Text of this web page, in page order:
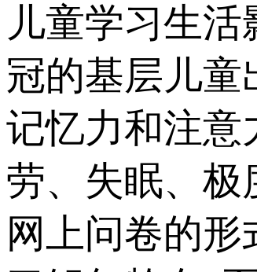
儿童学习生
冠的基层儿童
记忆力和注意
劳、失眠、极
网上问卷的形